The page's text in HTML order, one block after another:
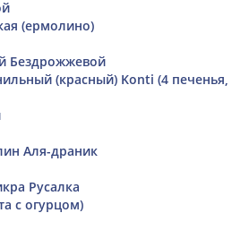
(ермолино)
Бездрожжевой
(красный) Konti (4 печенья,
Аля-драник
Русалка
с огурцом)